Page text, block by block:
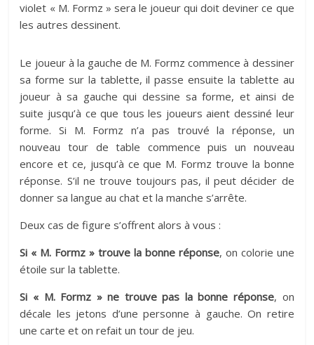
violet « M. Formz » sera le joueur qui doit deviner ce que
les autres dessinent.
Le joueur à la gauche de M. Formz commence à dessiner
sa forme sur la tablette, il passe ensuite la tablette au
joueur à sa gauche qui dessine sa forme, et ainsi de
suite jusqu’à ce que tous les joueurs aient dessiné leur
forme. Si M. Formz n’a pas trouvé la réponse, un
nouveau tour de table commence puis un nouveau
encore et ce, jusqu’à ce que M. Formz trouve la bonne
réponse. S’il ne trouve toujours pas, il peut décider de
donner sa langue au chat et la manche s’arrête.
Deux cas de figure s’offrent alors à vous :
Si « M. Formz » trouve la bonne réponse, on colorie une
étoile sur la tablette.
Si « M. Formz » ne trouve pas la bonne réponse, on
décale les jetons d’une personne à gauche. On retire
une carte et on refait un tour de jeu.